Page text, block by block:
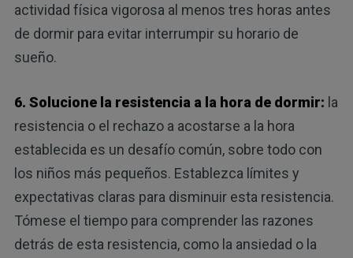
actividad física vigorosa al menos tres horas antes
de dormir para evitar interrumpir su horario de
sueño.
6. Solucione la resistencia a la hora de dormir: la
resistencia o el rechazo a acostarse a la hora
establecida es un desafío común, sobre todo con
los niños más pequeños. Establezca límites y
expectativas claras para disminuir esta resistencia.
Tómese el tiempo para comprender las razones
detrás de esta resistencia, como la ansiedad o la